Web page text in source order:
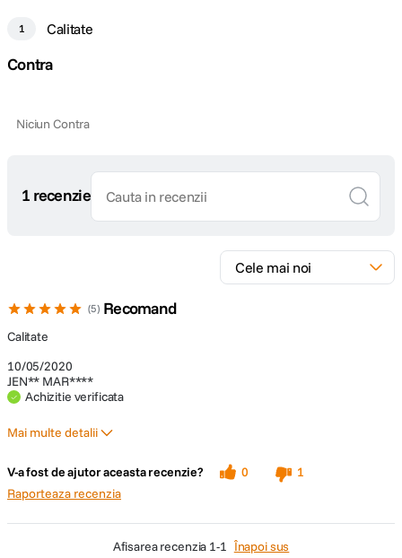
1 Calitate
Contra
Niciun Contra
1 recenzie
5 Recomand
10/05/2020
JEN** MAR****
Achizitie verificata
Calitate
Mai multe detalii
Calitate
V-a fost de ajutor aceasta recenzie? 0
1
Raporteaza recenzia
afisarea recenzia 1-1 Înapoi sus